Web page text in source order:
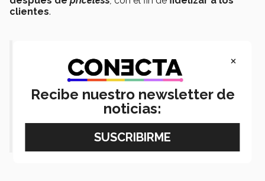
clientes.
Sean auténticos, no traten de
encajar. El mundo está lleno de ‘Yes
man’, perohace falta gente que tenga
el coraje de hacer la diferencia
Tomás Durandeau.
×
Recibe nuestro newsletter de
noticias: